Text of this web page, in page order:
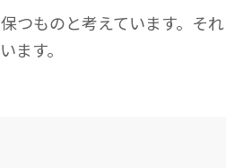
つものと考えています。それ
ます。